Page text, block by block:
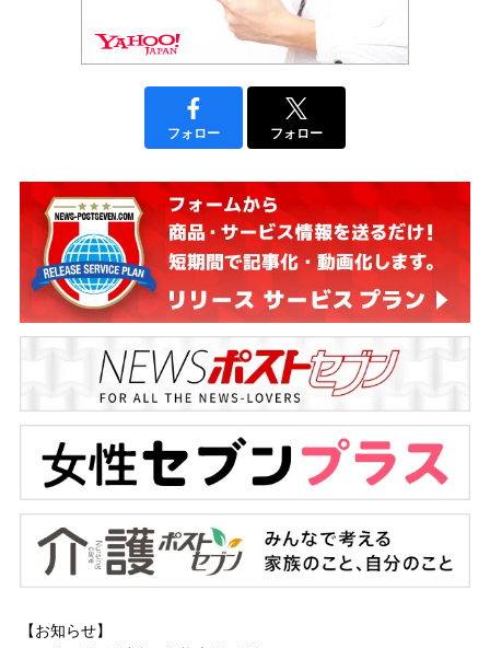
フォロー フォロー
【お知らせ】